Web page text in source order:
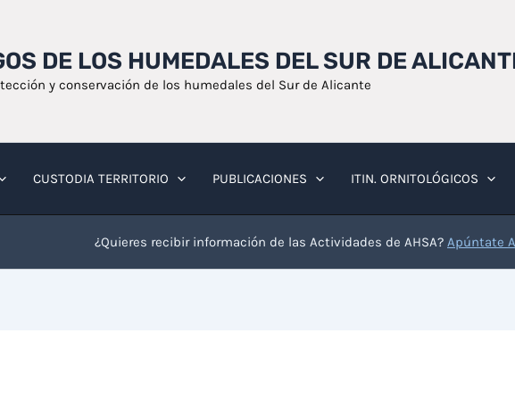
DE LOS HUMEDALES DEL SUR DE
y conservación de los humedales del Sur de Alicante
CUSTODIA TERRITORIO PUBLICACIONES ITIN. ORNITOLÓGICOS
¿Quieres recibir información de las Actividades de AHSA? Apúntate